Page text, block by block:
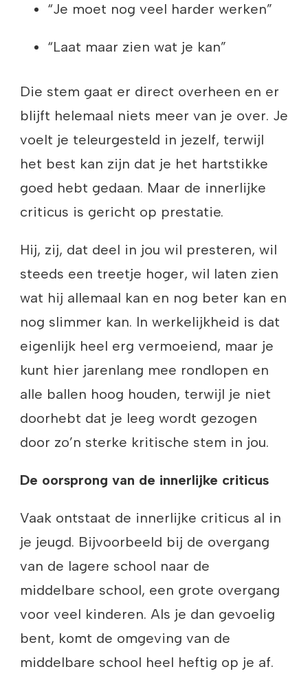
“Je moet nog veel harder werken”
“Laat maar zien wat je kan”
Die stem gaat er direct overheen en er
blijft helemaal niets meer van je over. Je
voelt je teleurgesteld in jezelf, terwijl
het best kan zijn dat je het hartstikke
goed hebt gedaan. Maar de innerlijke
criticus is gericht op prestatie.
Hij, zij, dat deel in jou wil presteren, wil
steeds een treetje hoger, wil laten zien
wat hij allemaal kan en nog beter kan en
nog slimmer kan. In werkelijkheid is dat
eigenlijk heel erg vermoeiend, maar je
kunt hier jarenlang mee rondlopen en
alle ballen hoog houden, terwijl je niet
doorhebt dat je leeg wordt gezogen
door zo’n sterke kritische stem in jou.
De oorsprong van de innerlijke criticus
Vaak ontstaat de innerlijke criticus al in
je jeugd. Bijvoorbeeld bij de overgang
van de lagere school naar de
middelbare school, een grote overgang
voor veel kinderen. Als je dan gevoelig
bent, komt de omgeving van de
middelbare school heel heftig op je af.